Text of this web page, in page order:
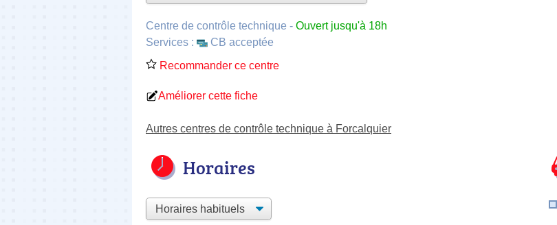
Centre de contrôle technique - Ouvert jusqu'à 18h
Services :
CB acceptée
Recommander ce centre
Améliorer cette fiche
Autres centres de contrôle technique à Forcalquier
Horaires